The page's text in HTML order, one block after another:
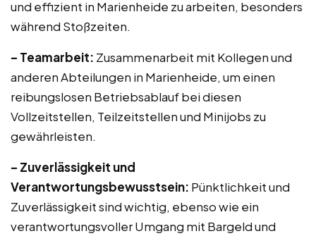
und effizient in Marienheide zu arbeiten, besonders
während Stoßzeiten.
– Teamarbeit: Zusammenarbeit mit Kollegen und
anderen Abteilungen in Marienheide, um einen
reibungslosen Betriebsablauf bei diesen
Vollzeitstellen, Teilzeitstellen und Minijobs zu
gewährleisten.
– Zuverlässigkeit und
Verantwortungsbewusstsein: Pünktlichkeit und
Zuverlässigkeit sind wichtig, ebenso wie ein
verantwortungsvoller Umgang mit Bargeld und